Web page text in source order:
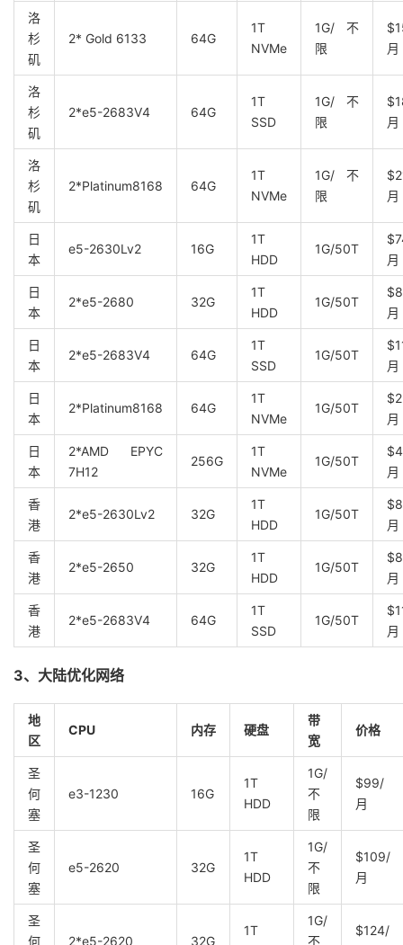
洛
杉
矶
2* Gold 6133 64G
1T
NVMe
1G/不
限
月
洛
杉
矶
2*e5-2683V4 64G
1T
SSD
1G/不
限
月
洛
杉
矶
2*Platinum8168 64G
1T
NVMe
1G/不
限
月
日
本
e5-2630Lv2 16G
1T
HDD
1G/50T
月
日
本
2*e5-2680 32G
1T
HDD
1G/50T
月
日
本
2*e5-2683V4 64G
1T
SSD
1G/50T
月
日
本
2*Platinum8168 64G
1T
NVMe
1G/50T
月
日
本
2*AMD EPYC
7H12
256G
1T
NVMe
1G/50T
月
香
港
2*e5-2630Lv2 32G
1T
HDD
1G/50T
月
香
港
2*e5-2650 32G
1T
HDD
1G/50T
月
香
港
2*e5-2683V4 64G
1T
SSD
1G/50T
月
3、大陆优化网络
地
区
CPU 内存 硬盘
带
宽
价格
圣
何
塞
e3-1230 16G
1T
HDD
1G/
不
限
$99/
月
圣
何
塞
e5-2620 32G
1T
HDD
1G/
不
限
$109/
月
圣
何
2*e5-2620 32G
1T
1G/
不
$124/